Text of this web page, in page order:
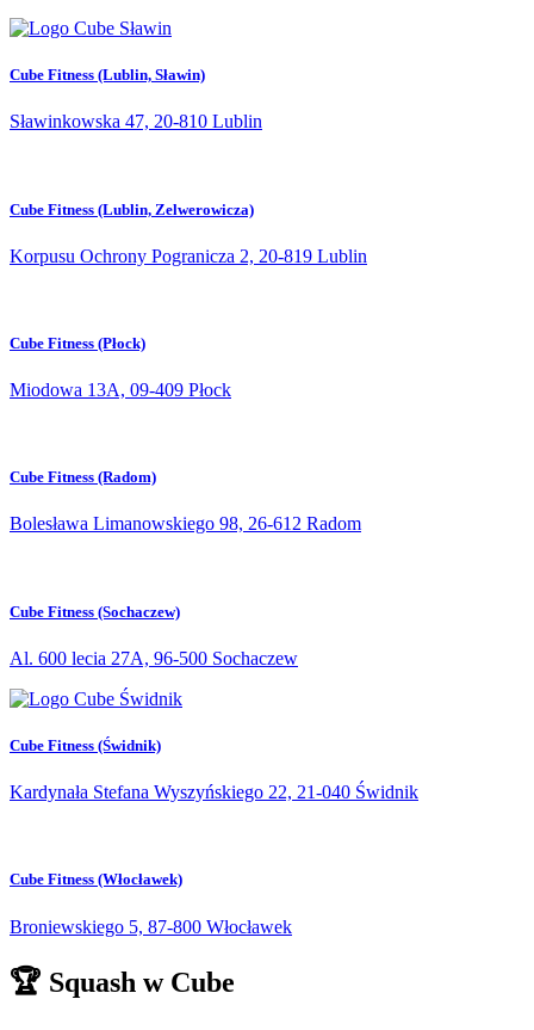
Cube Fitness (Lublin, Sławin)
Sławinkowska 47, 20-810 Lublin
Cube Fitness (Lublin, Zelwerowicza)
Korpusu Ochrony Pogranicza 2, 20-819 Lublin
Cube Fitness (Płock)
Miodowa 13A, 09-409 Płock
Cube Fitness (Radom)
Bolesława Limanowskiego 98, 26-612 Radom
Cube Fitness (Sochaczew)
Al. 600 lecia 27A, 96-500 Sochaczew
Cube Fitness (Świdnik)
Kardynała Stefana Wyszyńskiego 22, 21-040 Świdnik
Cube Fitness (Włocławek)
Broniewskiego 5, 87-800 Włocławek
🏆 Squash w Cube​